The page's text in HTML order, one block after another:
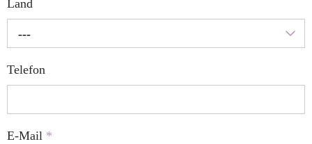
Land
---
Telefon
E-Mail *